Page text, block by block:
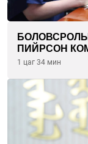
ПИЙРСОН
УУЛЗЛАА
1 цаг 34 мин